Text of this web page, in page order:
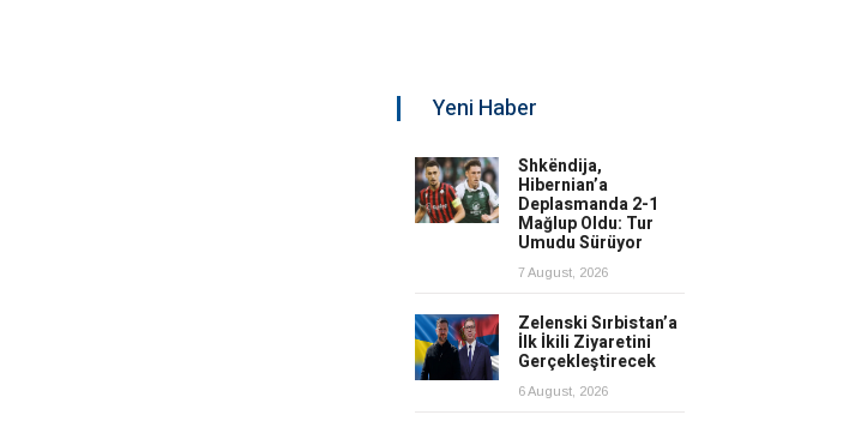
Yeni Haber
Shkëndija,
Hibernian’a
Deplasmanda 2-1
Mağlup Oldu: Tur
Umudu Sürüyor
7 August, 2026
Zelenski Sırbistan’a
İlk İkili Ziyaretini
Gerçekleştirecek
6 August, 2026